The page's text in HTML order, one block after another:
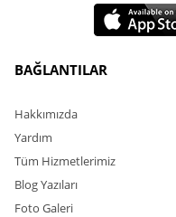
BAĞLANTILAR
Hakkımızda
Yardım
Tüm Hizmetlerimiz
Blog Yazıları
Foto Galeri